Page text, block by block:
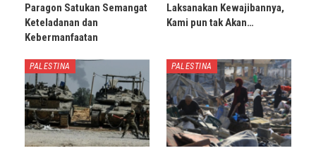
Paragon Satukan Semangat
Keteladanan dan
Kebermanfaatan
Laksanakan Kewajibannya,
Kami pun tak Akan…
PALESTINA PALESTINA